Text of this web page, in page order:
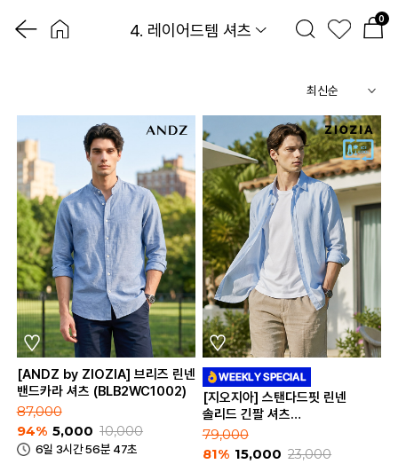
0
4. 레이어드템 셔츠
[ANDZ by ZIOZIA] 브리즈 린넨
밴드카라 셔츠 (BLB2WC1002)
87,000
94% 5,000 10,000
6일 3시간 56분 47초
[지오지아] 스탠다드핏 린넨
솔리드 긴팔 셔츠
(ABE2WC1103_A)
79,000
81% 15,000 23,000